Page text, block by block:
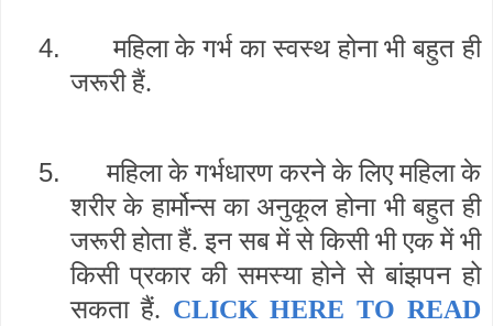
4.
महिला के गर्भ का स्वस्थ होना भी बहुत ही
जरूरी हैं.
5.
महिला के गर्भधारण करने के लिए महिला के
शरीर के हार्मोन्स का अनुकूल होना भी बहुत ही
जरूरी होता हैं. इन सब में से किसी भी एक में भी
किसी प्रकार की समस्या होने से बांझपन हो
सकता हैं. CLICK HERE TO READ